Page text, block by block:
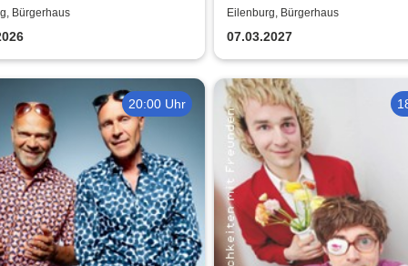
2026 - Das
mit Herz
Bürgerhaus
Fräulein Luise und ihr
Ensemble - das Original
Eilenburg, Bürgerhaus
07.03.2027
20:00 Uhr